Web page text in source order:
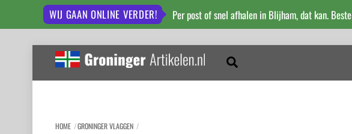
WIJ GAAN ONLINE VERDER! Per post of snel afhalen in Blijham, dat kan.
HOME GRONINGER VLAGGEN